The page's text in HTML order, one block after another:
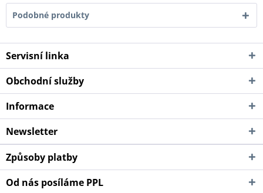
Podobné produkty
Servisní linka
Obchodní služby
Informace
Newsletter
Způsoby platby
Od nás posíláme PPL